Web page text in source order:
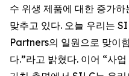
수 위생 제품에 대한 증가
맞추고 있다. 오늘 우리는
Partners의 일원으로 맞이
다.”라고 밝혔다. 이어 “사